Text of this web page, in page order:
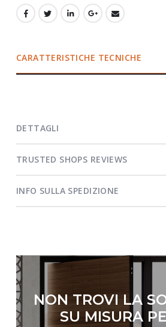
CARATTERISTICHE TECNICHE
DETTAGLI
TRUSTED SHOPS REVIEWS
INFO SULLA SPEDIZIONE
NON TROVI LA
SU MISURA